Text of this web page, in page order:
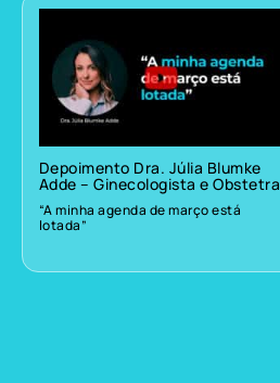
Depoimento Dra. Júlia Blumke
Adde – Ginecologista e Obstetra
“A minha agenda de março está
lotada”